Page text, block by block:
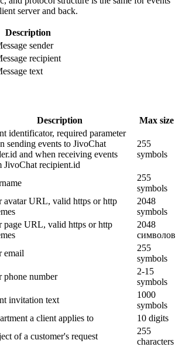
server and back.
Description
sender
recipient
text
Description Max size
identificator, required parameter
sending events to JivoChat
and when receiving events
JivoChat recipient.id
255
symbols
255
symbols
avatar URL, valid https or http
2048
symbols
page URL, valid https or http
2048
символов
email
255
symbols
phone number
2-15
symbols
invitation text
1000
symbols
a client applies to
10 digits
of a customer's request
255
characters